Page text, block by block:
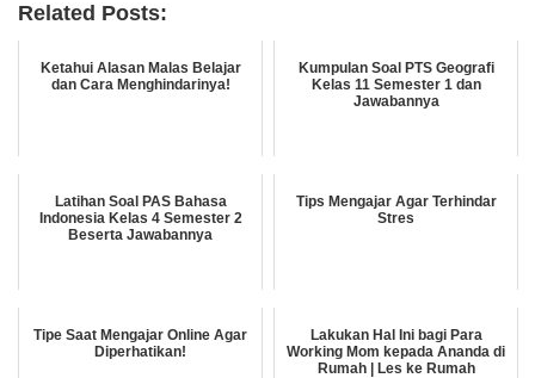
Related Posts:
Ketahui Alasan Malas Belajar
dan Cara Menghindarinya!
Kumpulan Soal PTS Geografi
Kelas 11 Semester 1 dan
Jawabannya
Latihan Soal PAS Bahasa
Indonesia Kelas 4 Semester 2
Beserta Jawabannya
Tips Mengajar Agar Terhindar
Stres
Tipe Saat Mengajar Online Agar
Diperhatikan!
Lakukan Hal Ini bagi Para
Working Mom kepada Ananda di
Rumah | Les ke Rumah